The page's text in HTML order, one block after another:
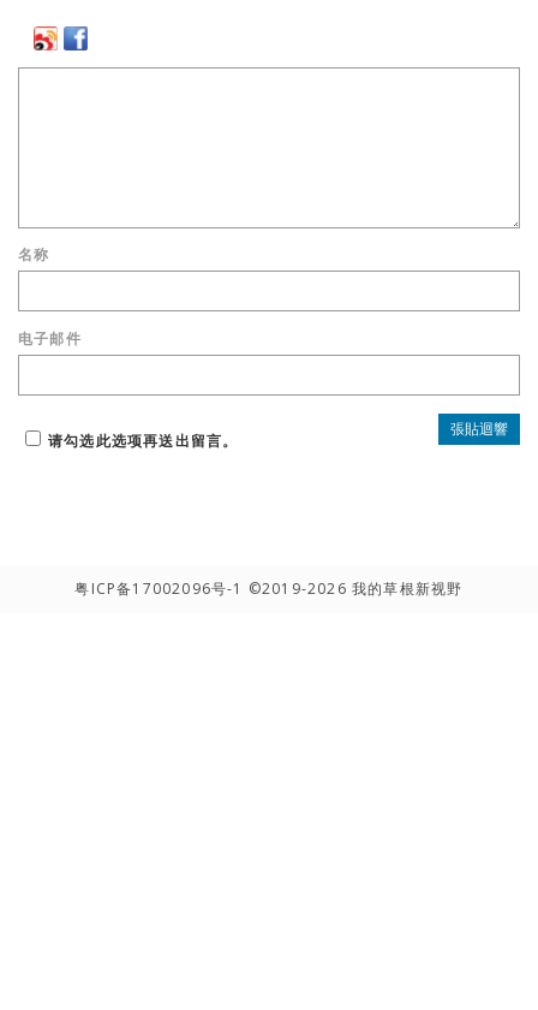
名称
电子邮件
请勾选此选项再送出留言。
粤ICP备17002096号-1 ©2019-2026 我的草根新视野